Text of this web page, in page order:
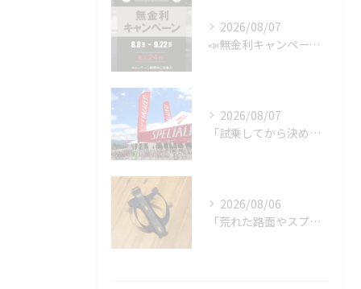
2026/08/07
📣無金利キャンペーン開催決定‼️
2026/08/07
「試乗してから決める。」 それがPOWER-KIDSの一番大切にしていることです。
2026/08/06
「荒れた路面やスプリントでボトルが飛んでヒヤッとしたこと、あ...